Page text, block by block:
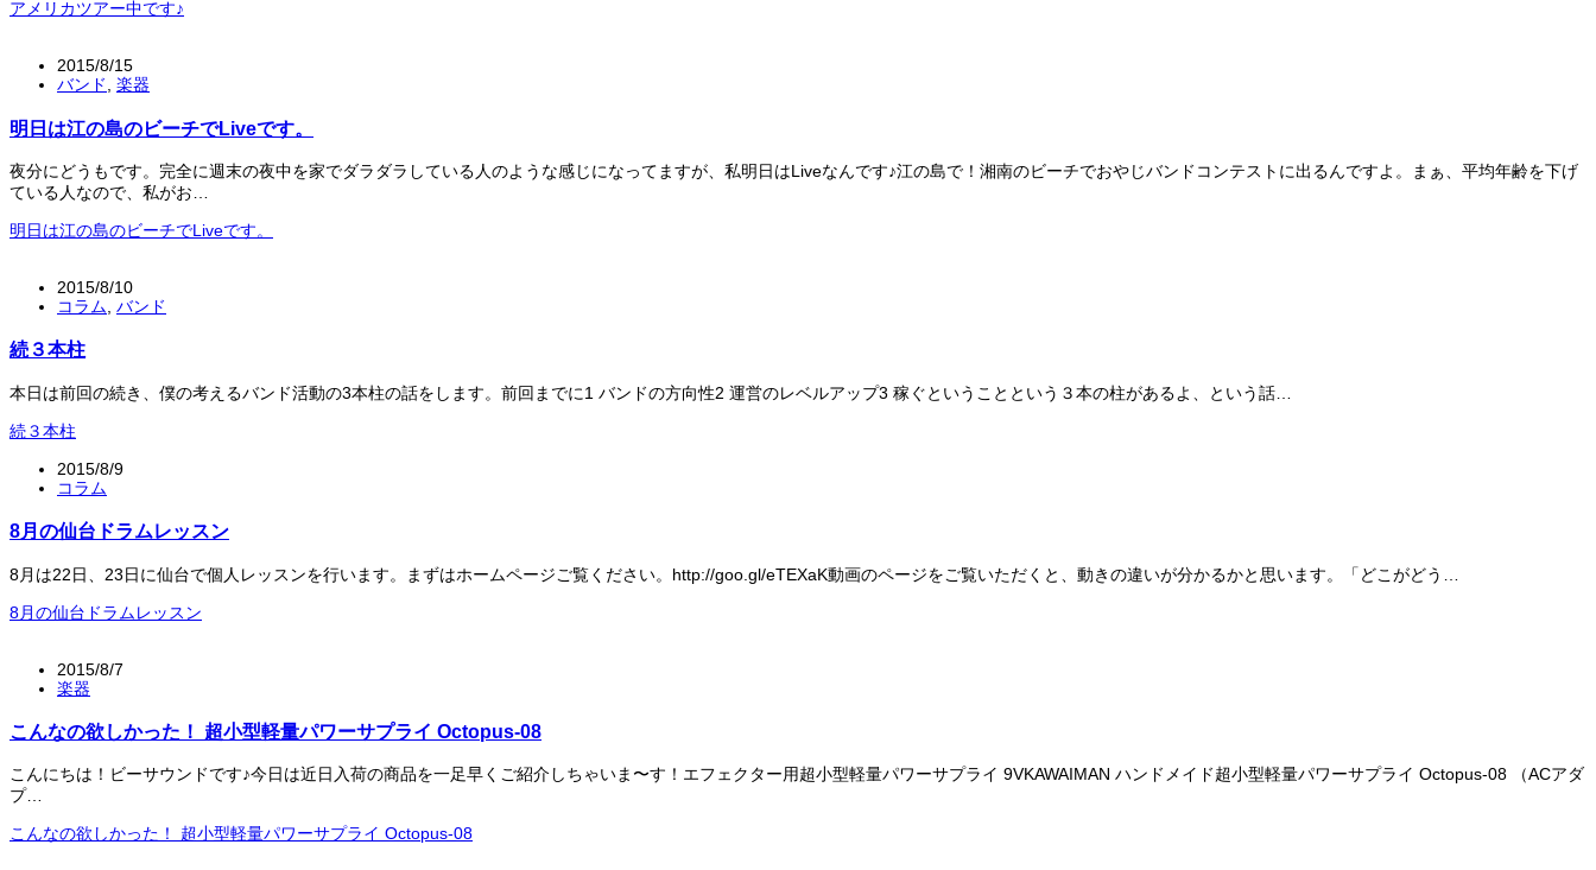
アメリカツアー中です♪
2015/8/15
バンド, 楽器
明日は江の島のビーチでLiveです。
夜分にどうもです。完全に週末の夜中を家でダラダラしている人のような感じになってますが、私明日はLiveなんです♪江の島で！湘南のビーチでおやじバンドコンテストに出るんですよ。まぁ、平均年齢を下げ
ている人なので、私がお…
明日は江の島のビーチでLiveです。
2015/8/10
コラム バンド
続３本柱
本日は前回の続き、僕の考えるバンド活動の3本柱の話をします。前回までに1 バンドの方向性2 運営のレベルアップ3 稼ぐということという３本の柱があるよ、という話…
続３本柱
2015/8/9
コラム
8月の仙台ドラムレッスン
8月は22日、23日に仙台で個人レッスンを行います。まずはホームページご覧ください。http://goo.gl/eTEXaK動画のページをご覧いただくと、動きの違いが分かるかと思います。「どこがどう…
8月の仙台ドラムレッスン
2015/8/7
楽器
こんなの欲しかった！ 超小型軽量パワーサプライ Octopus-08
こんにちは！ビーサウンドです♪今日は近日入荷の商品を一足早くご紹介しちゃいま〜す！エフェクター用超小型軽量パワーサプライ 9VKAWAIMAN ハンドメイド超小型軽量パワーサプライ Octopus-08 （ACアダ
プ…
こんなの欲しかった！ 超小型軽量パワーサプライ Octopus-08